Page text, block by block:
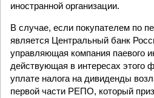
иностранной организации.
В случае, если покупателем по
является Центральный банк
управляющая компания паевого
действующая в интересах этого
уплате налога на дивиденды
первой части РЕПО, который